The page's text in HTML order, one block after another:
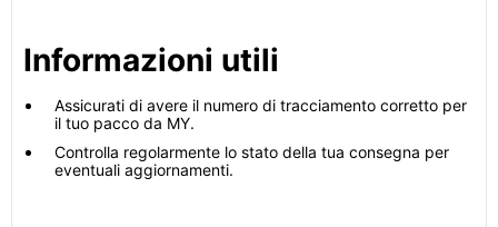
Informazioni utili
Assicurati di avere il numero di tracciamento corretto per
il tuo pacco da MY.
Controlla regolarmente lo stato della tua consegna per
eventuali aggiornamenti.